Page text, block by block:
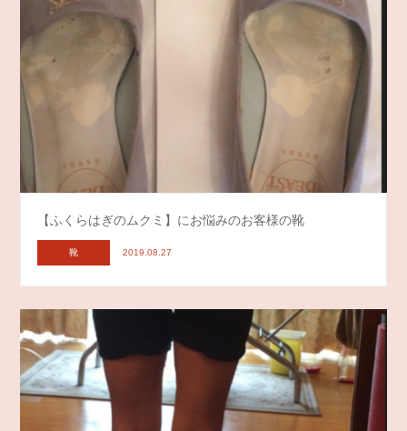
【ふくらはぎのムクミ】にお悩みのお客様の靴
靴 2019.08.27